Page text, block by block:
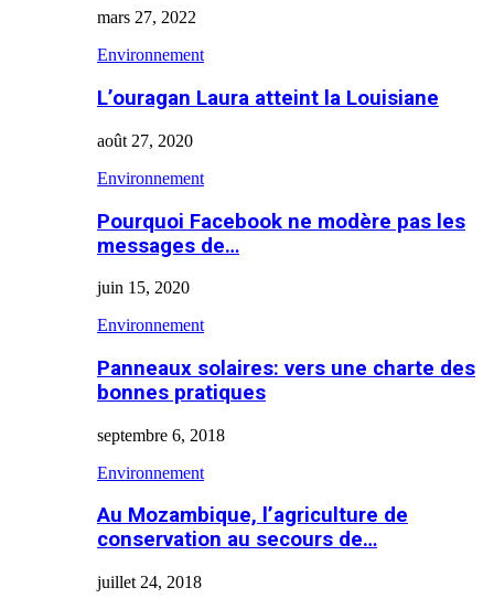
mars 27, 2022
Environnement
L’ouragan Laura atteint la Louisiane
août 27, 2020
Environnement
Pourquoi Facebook ne modère pas les
messages de…
juin 15, 2020
Environnement
Panneaux solaires: vers une charte des
bonnes pratiques
septembre 6, 2018
Environnement
Au Mozambique, l’agriculture de
conservation au secours de…
juillet 24, 2018